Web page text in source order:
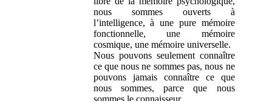
nous sommes ouverts à
l’intelligence, à une pure mémoire
fonctionnelle, une mémoire
cosmique, une mémoire universelle.
Nous pouvons seulement connaître
ce que nous ne sommes pas, nous ne
pouvons jamais connaître ce que
nous sommes, parce que nous
sommes le connaisseur.